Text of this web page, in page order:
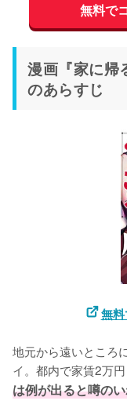
無料で
漫画『家に帰
のあらすじ
無
地元から遠いところ
イ。都内で家賃2万
は例が出ると噂の